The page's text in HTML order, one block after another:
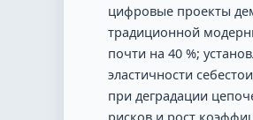
цифровые проекты
традиционной
почти на 40 %;
эластичности
при деградации
рисков и рост